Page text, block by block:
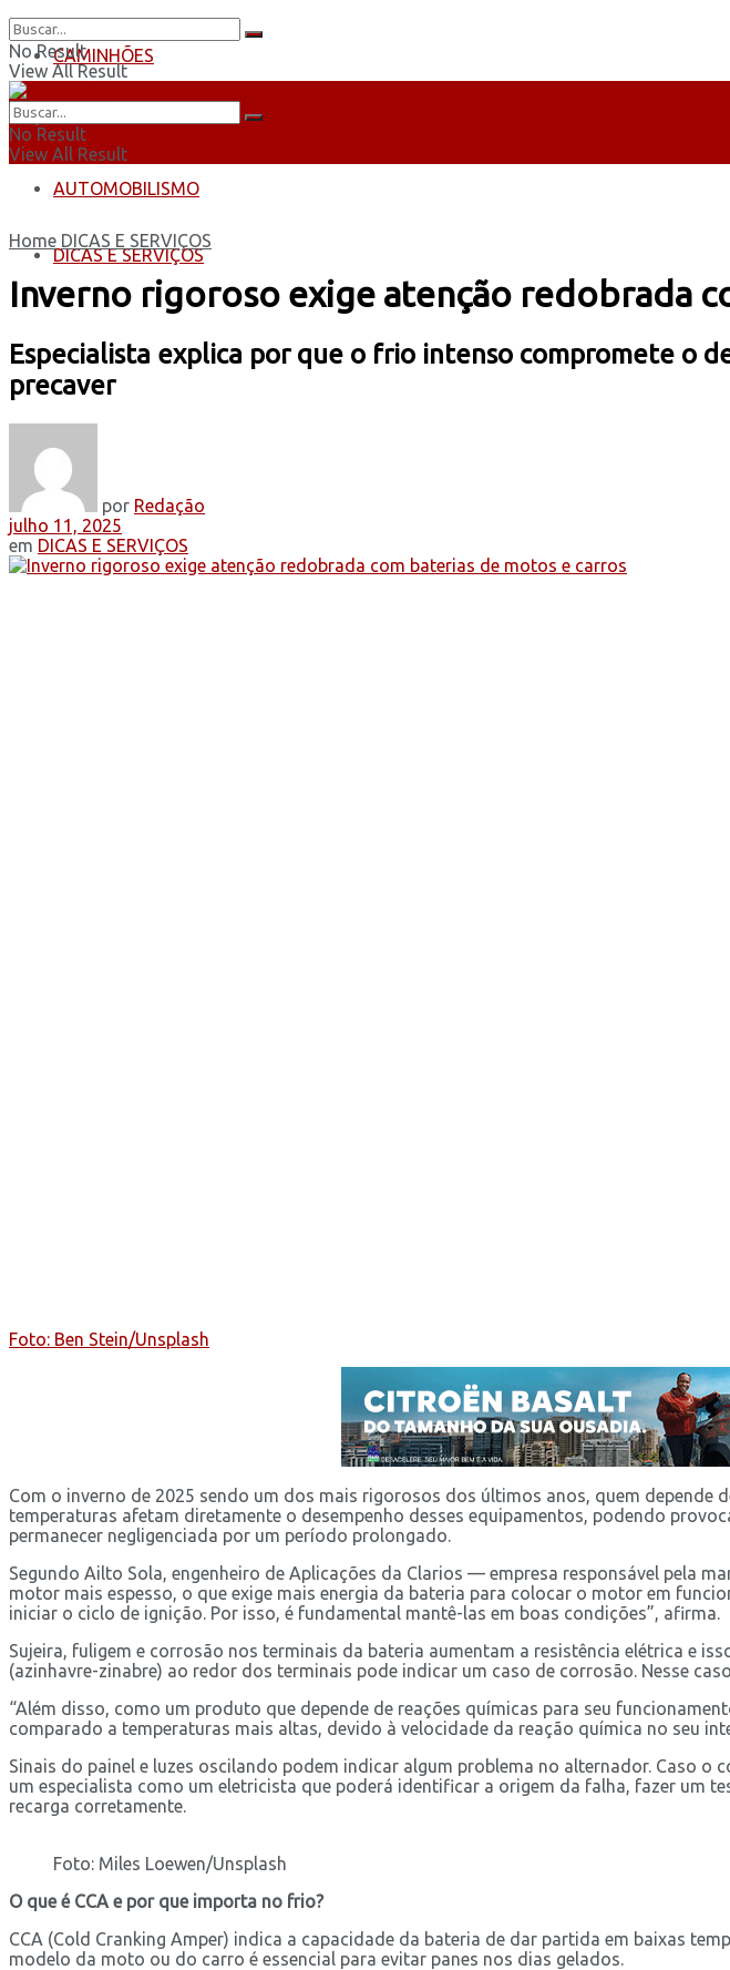
CAMINHÕES
ÔNIBUS
AUTOMOBILISMO
DICAS E SERVIÇOS
No Result
View All Result
No Result
View All Result
Home DICAS E SERVIÇOS
Inverno rigoroso exige atenção redobrada
Especialista explica por que o frio intenso compromete o
precaver
por Redação
julho 11, 2025
em DICAS E SERVIÇOS
Foto: Ben Stein/Unsplash
Com o inverno de 2025 sendo um dos mais rigorosos dos últimos anos, quem
temperaturas afetam diretamente o desempenho desses equipamentos, podendo
permanecer negligenciada por um período prolongado.
Segundo Ailto Sola, engenheiro de Aplicações da Clarios — empresa responsável pela
motor mais espesso, o que exige mais energia da bateria para colocar o motor em
iniciar o ciclo de ignição. Por isso, é fundamental mantê-las em boas condições”, afirma.
Sujeira, fuligem e corrosão nos terminais da bateria aumentam a resistência elétrica e
(azinhavre-zinabre) ao redor dos terminais pode indicar um caso de corrosão. Nesse
“Além disso, como um produto que depende de reações químicas para seu
comparado a temperaturas mais altas, devido à velocidade da reação química no seu
Sinais do painel e luzes oscilando podem indicar algum problema no alternador. Caso
um especialista como um eletricista que poderá identificar a origem da falha, fazer um
recarga corretamente.
Foto: Miles Loewen/Unsplash
O que é CCA e por que importa no frio?
CCA (Cold Cranking Amper) indica a capacidade da bateria de dar partida em baixas
modelo da moto ou do carro é essencial para evitar panes nos dias gelados.